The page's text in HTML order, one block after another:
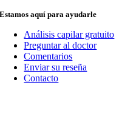
Estamos aquí para ayudarle
Análisis capilar gratuito
Preguntar al doctor
Comentarios
Enviar su reseña
Contacto